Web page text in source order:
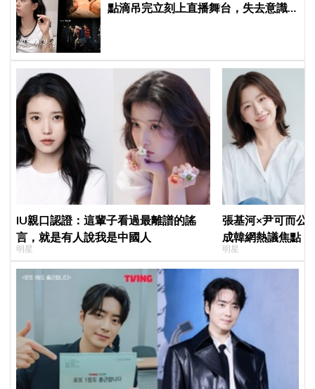
點滴吊完立刻上直播舞台，失去意識
IU親口認證：這輩子看過最離譜的謠
言，就是有人說我是中國人
明星
張基河×尹可而公
成韓網熱議焦點
媽僅差5歲」
明星